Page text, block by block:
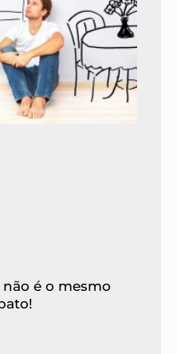
é o mesmo